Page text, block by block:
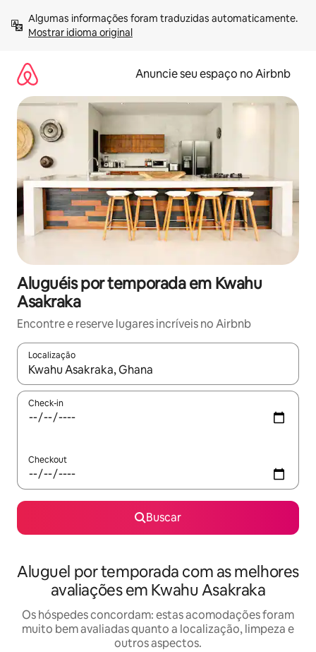
para
Mostrar idioma original
Anuncie seu espaço no Airbnb
Aluguéis por temporada em Kwahu
Asakraka
Encontre e reserve lugares incríveis no Airbnb
Localização
Quando os resultados estiverem disponíveis, explore-os
Check-in
Checkout
Buscar
Aluguel por temporada com as melhores
avaliações em Kwahu Asakraka
Os hóspedes concordam: estas acomodações foram
muito bem avaliadas quanto a localização, limpeza e
outros aspectos.